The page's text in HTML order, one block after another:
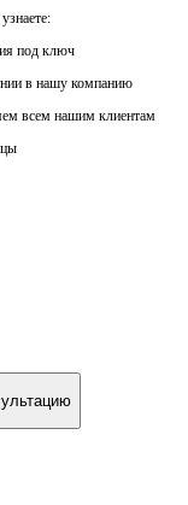
под ключ
в нашу компанию
всем нашим клиентам